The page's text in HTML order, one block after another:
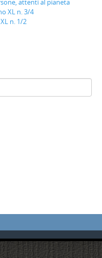
attenti al pianeta
XL n. 3/4
n. 1/2